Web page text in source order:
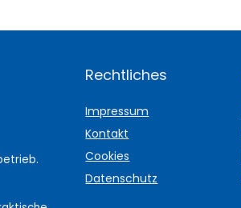
Rechtliches
Impressum
Kontakt
Cookies
Datenschutz